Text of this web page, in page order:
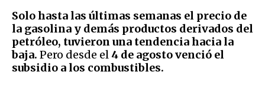
Solo hasta las últimas semanas el precio de
la gasolina y demás productos derivados del
petróleo, tuvieron una tendencia hacia la
baja. Pero desde el 4 de agosto venció el
subsidio a los combustibles.